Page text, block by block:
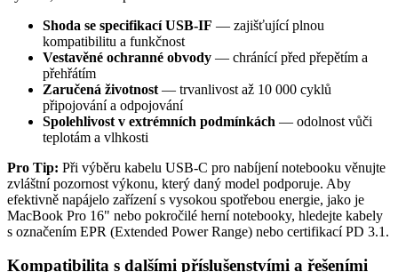
Shoda se specifikací USB-IF — zajišťující plnou
kompatibilitu a funkčnost
Vestavěné ochranné obvody — chránící před přepětím a
přehřátím
Zaručená životnost — trvanlivost až 10 000 cyklů
připojování a odpojování
Spolehlivost v extrémních podmínkách — odolnost vůči
teplotám a vlhkosti
Pro Tip: Při výběru kabelu USB-C pro nabíjení notebooku věnujte
zvláštní pozornost výkonu, který daný model podporuje. Aby
efektivně napájelo zařízení s vysokou spotřebou energie, jako je
MacBook Pro 16" nebo pokročilé herní notebooky, hledejte kabely
s označením EPR (Extended Power Range) nebo certifikací PD 3.1.
Kompatibilita s dalšími příslušenstvími a řešeními